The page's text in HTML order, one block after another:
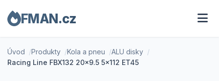
FMAN.cz
Úvod Produkty Kola a pneu
ALU disky
Racing Line FBX132 20x9.5 5x112 ET45